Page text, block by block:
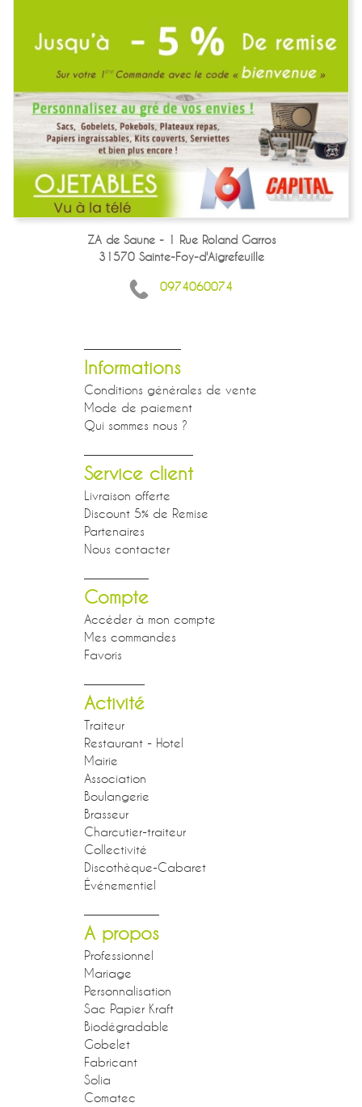
ZA de Saune - 1 Rue Roland Garros
31570 Sainte-Foy-d'Aigrefeuille
0974060074
Informations
Conditions générales de vente
Mode de paiement
Qui sommes nous ?
Service client
Livraison offerte
Discount 5% de Remise
Partenaires
Nous contacter
Compte
Accéder à mon compte
Mes commandes
Favoris
Activité
Traiteur
Restaurant - Hotel
Mairie
Association
Boulangerie
Brasseur
Charcutier-traiteur
Collectivité
Discothèque-Cabaret
Événementiel
A propos
Professionnel
Mariage
Personnalisation
Sac Papier Kraft
Biodégradable
Gobelet
Fabricant
Solia
Comatec